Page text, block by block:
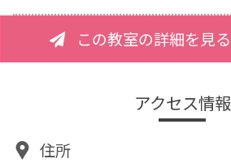
この教室の詳細を見る
アクセス情報
住所